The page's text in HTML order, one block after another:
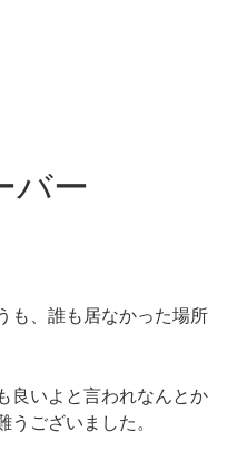
バー
も、誰も居なかった場所
良いよと言われなんとか
ございました。